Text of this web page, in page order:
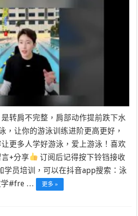
转肩不完整，肩部动作提前跌下水
，让你的游泳训练进阶更高更好，
更多人学好游泳，爱上游泳！喜欢
+分享
订阅后记得按下铃铛接收
学员培训，可以在抖音app搜索：泳
学#fre …
更多 »